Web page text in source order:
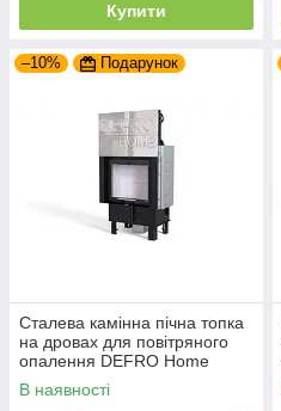
Купити
–10% Подарунок
Сталева камінна пічна топка
на дровах для повітряного
опалення DEFRO Home
INTRA SM G
В наявності